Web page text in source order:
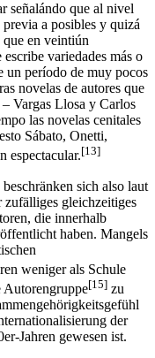
señalándo que al nivel
a posibles y quizá
que en veintiún
variedades más o
un período de muy pocos
novelas de autores que
Vargas Llosa y Carlos
las novelas cenitales
Sábato, Onetti,
espectacular.[13]
sich also laut
zufälliges gleichzeitiges
die innerhalb
haben. Mangels
weniger als Schule
Autorengruppe[15] zu
der
Jahren gewesen ist.